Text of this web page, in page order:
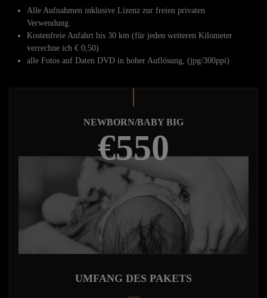
Alle Aufnahmen inklusive Lizenz zur freien privaten
Verwendung.
Kostenfreie Anfahrt bis 30 km (für jeden weiteren Kilometer
verrechne ich € 0,50)
alle Fotos auf Daten DVD in hoher Auflösung, (jpg/300ppi)
NEWBORN/BABY BIG
€550
UMFANG DES PAKETS